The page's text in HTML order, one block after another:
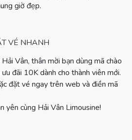
giờ đẹp.
VÉ NHANH
Vân, thân mời bạn dùng mã chào
đãi 10K dành cho thành viên mới.
đặt vé ngay trên web và điền mã
yên cùng Hải Vân Limousine!